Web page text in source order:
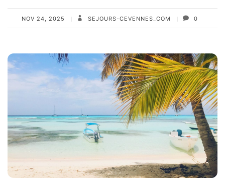
NOV 24, 2025 SEJOURS-CEVENNES_COM 0